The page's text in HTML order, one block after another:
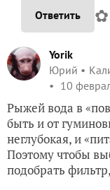
Ответить ✿
Yorik
Юрий
10
Рыжей вода в
быть и от
неглубокая, и
Поэтому чтобы
подобрать